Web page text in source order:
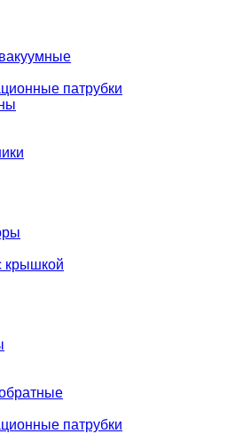
патрубки
крышкой
патрубки